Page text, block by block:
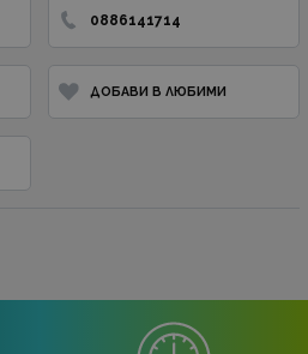
0886141714
ДОБАВИ В ЛЮБИМИ